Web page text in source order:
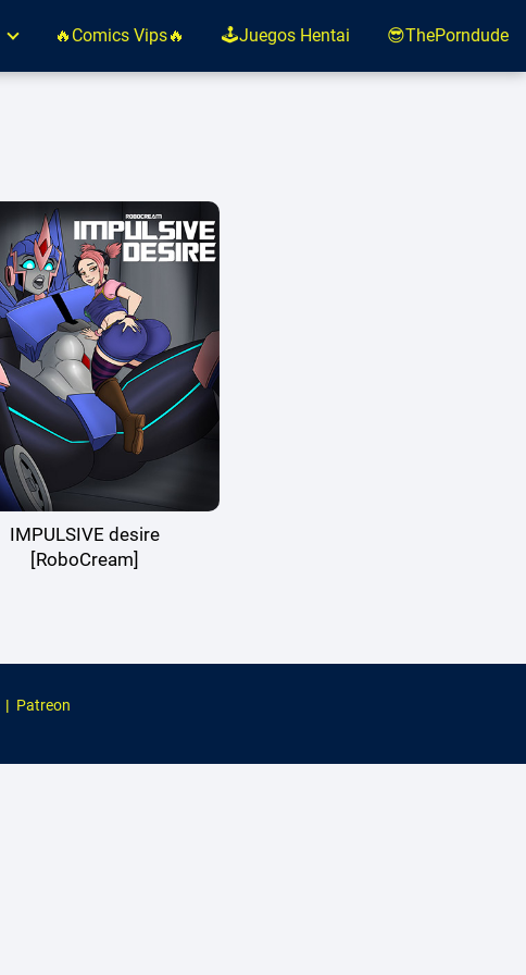
🔥Comics Vips🔥 🕹️Juegos Hentai 😎ThePorndude
IMPULSIVE desire
[RoboCream]
| Patreon